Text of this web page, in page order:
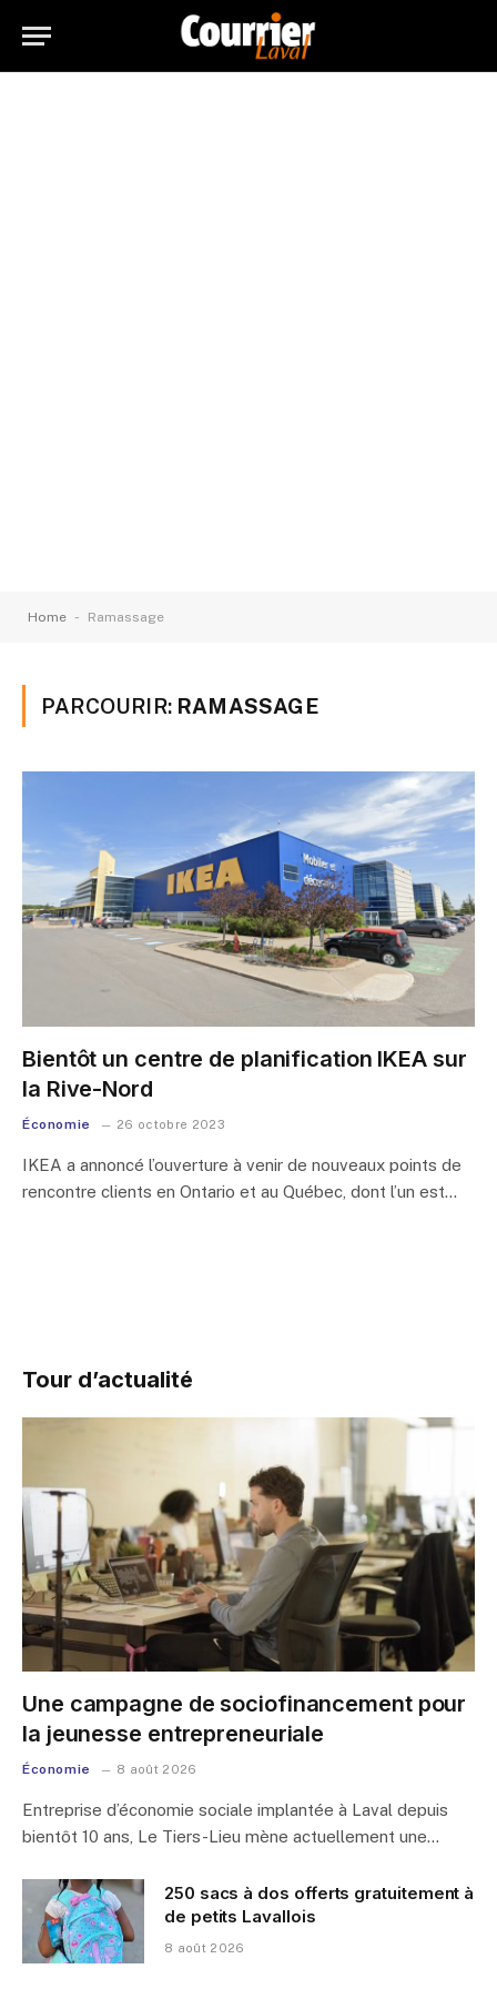
Home - Ramassage
PARCOURIR: RAMASSAGE
Bientôt un centre de planification IKEA sur
la Rive-Nord
Économie 26 octobre 2023
IKEA a annoncé l’ouverture à venir de nouveaux points de
rencontre clients en Ontario et au Québec, dont l’un est…
Tour d’actualité
Une campagne de sociofinancement pour
la jeunesse entrepreneuriale
Économie 8 août 2026
Entreprise d’économie sociale implantée à Laval depuis
bientôt 10 ans, Le Tiers-Lieu mène actuellement une…
250 sacs à dos offerts gratuitement à
de petits Lavallois
8 août 2026